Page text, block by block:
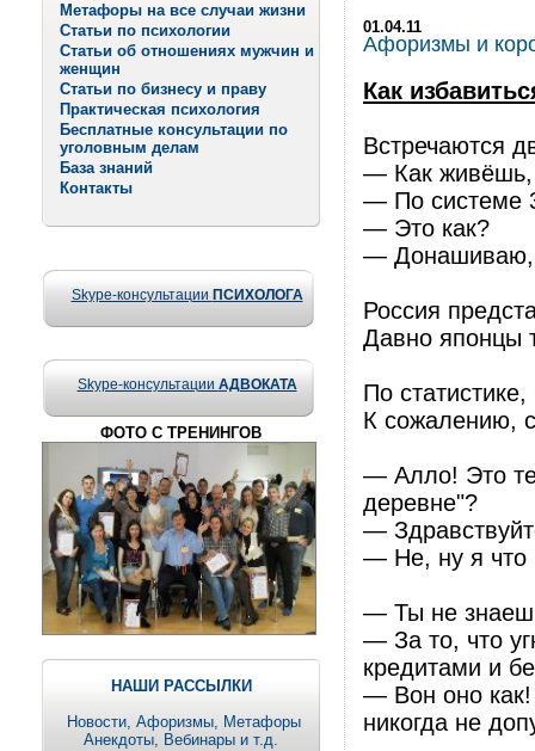
Метафоры на все случаи жизни
Статьи по психологии
Статьи об отношениях мужчин и
женщин
Статьи по бизнесу и праву
Практическая психология
Бесплатные консультации по
уголовным делам
База знаний
Контакты
Skype-консультации ПСИХОЛОГА
Skype-консультации АДВОКАТА
ФОТО С ТРЕНИНГОВ
НАШИ РАССЫЛКИ
Новости, Aфоризмы, Метафоры
Анекдоты, Вебинары и т.д.
01.04.11
Афоризмы и
Как
Встречаются
— Как живёшь,
— По системе
— Это как?
— Донашиваю,
Россия
Давно японцы
По
К сожалению,
— Алло! Это
деревне"?
—
— Не, ну я что
— Ты не
— За то, что
кредитами и
— Вон оно как!
никогда не